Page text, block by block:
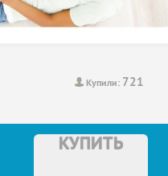
Купили: 721
КУПИТЬ